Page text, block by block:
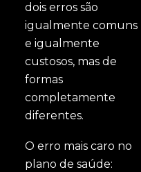
dois erros são
igualmente comuns
e igualmente
custosos, mas de
formas
completamente
diferentes.
O erro mais caro no
plano de saúde: